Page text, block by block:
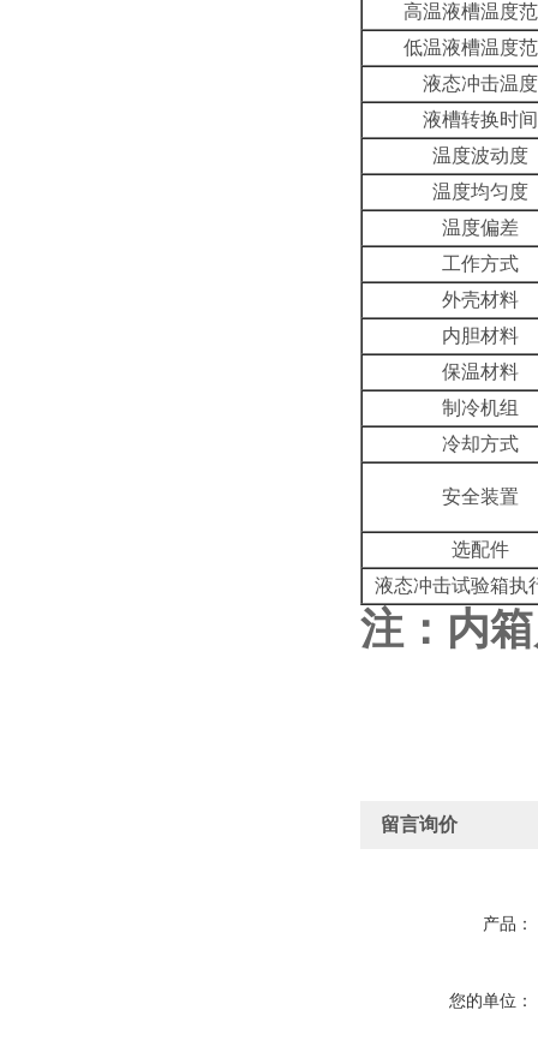
高温液槽温度
低温液槽温度
液态冲击温度
液槽转换时间
温度波动度
温度均匀度
温度偏差
工作方式
外壳材料
内胆材料
保温材料
制冷机组
冷却方式
安全装置
选配件
液态冲击试验箱执
注：内
留言询价
产品：
您的单位：